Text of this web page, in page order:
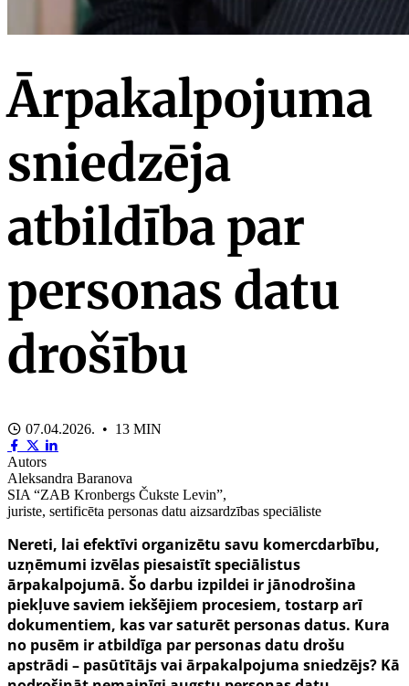
Ārpakalpojuma
sniedzēja
atbildība par
personas datu
drošību
07.04.2026. • 13 MIN
Autors
Aleksandra Baranova
SIA “ZAB Kronbergs Čukste Levin”,
juriste, sertificēta personas datu aizsardzības speciāliste
Nereti, lai efektīvi organizētu savu komercdarbību,
uzņēmumi izvēlas piesaistīt speciālistus
ārpakalpojumā. Šo darbu izpildei ir jānodrošina
piekļuve saviem iekšējiem procesiem, tostarp arī
dokumentiem, kas var saturēt personas datus. Kura
no pusēm ir atbildīga par personas datu drošu
apstrādi – pasūtītājs vai ārpakalpojuma sniedzējs? Kā